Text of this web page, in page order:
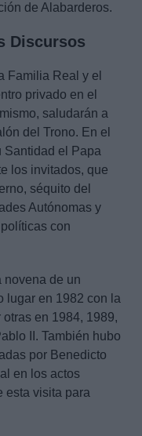
de Alabarderos.
Discursos
Familia Real y el
privado en el
saludarán a
del Trono. En el
Santidad el Papa
los invitados, que
séquito del
Autónomas y
con
novena de un
lugar en 1982 con la
en 1984, 1989,
II. También hubo
por Benedicto
en los actos
esta visita para